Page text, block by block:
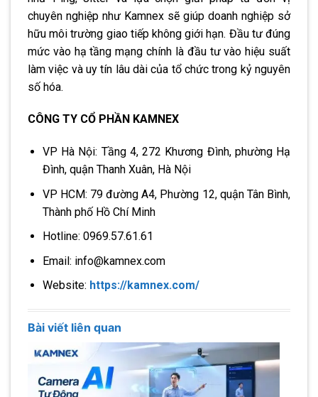
chuyên nghiệp như Kamnex sẽ giúp doanh nghiệp sở
hữu môi trường giao tiếp không giới hạn. Đầu tư đúng
mức vào hạ tầng mạng chính là đầu tư vào hiệu suất
làm việc và uy tín lâu dài của tổ chức trong kỷ nguyên
số hóa.
CÔNG TY CỔ PHẦN KAMNEX
VP Hà Nội: Tầng 4, 272 Khương Đình, phường Hạ
Đình, quận Thanh Xuân, Hà Nội
VP HCM: 79 đường A4, Phường 12, quận Tân Bình,
Thành phố Hồ Chí Minh
Hotline: 0969.57.61.61
Email: info@kamnex.com
Website: https://kamnex.com/
Bài viết liên quan